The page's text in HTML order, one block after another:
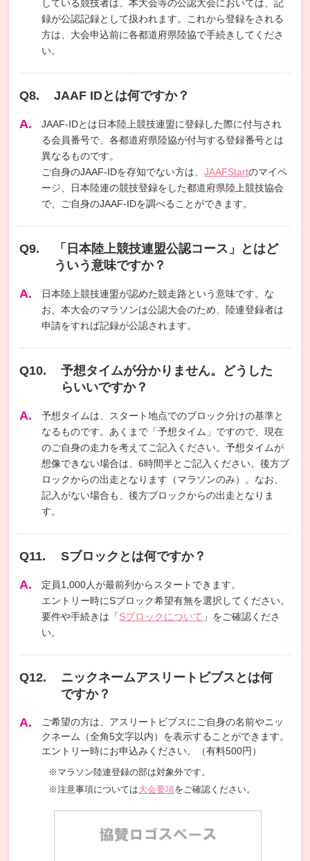
している競技者は、本大会等の公認大会においては、記
録が公認記録として扱われます。これから登録をされる
方は、大会申込前に各都道府県陸協で手続きしてくださ
い。
JAAF IDとは何ですか？
JAAF-IDとは日本陸上競技連盟に登録した際に付与され
る会員番号で、各都道府県陸協が付与する登録番号とは
異なるものです。
ご自身のJAAF-IDを存知でない方は、JAAFStartのマイペ
ージ、日本陸連の競技登録をした都道府県陸上競技協会
で、ご自身のJAAF-IDを調べることができます。
「日本陸上競技連盟公認コース」とはど
ういう意味ですか？
日本陸上競技連盟が認めた競走路という意味です。な
お、本大会のマラソンは公認大会のため、陸連登録者は
申請をすれば記録が公認されます。
予想タイムが分かりません。どうした
らいいですか？
予想タイムは、スタート地点でのブロック分けの基準と
なるものです。あくまで「予想タイム」ですので、現在
のご自身の走力を考えてご記入ください。予想タイムが
想像できない場合は、6時間半とご記入ください。後方ブ
ロックからの出走となります（マラソンのみ）。なお、
記入がない場合も、後方ブロックからの出走となりま
す。
Sブロックとは何ですか？
定員1,000人が最前列からスタートできます。
エントリー時にSブロック希望有無を選択してください。
要件や手続きは「Sブロックについて 」をご確認くださ
い。
ニックネームアスリートビブスとは何
ですか？
ご希望の方は、アスリートビブスにご自身の名前やニッ
クネーム（全角5文字以内）を表示することができます。
エントリー時にお申込みください。（有料500円）
マラソン陸連登録の部は対象外です。
注意事項については大会要項をご確認ください。